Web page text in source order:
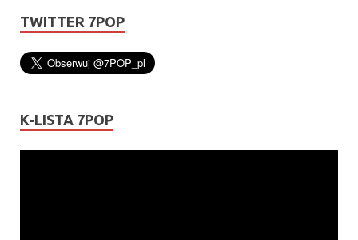
TWITTER 7POP
K-LISTA 7POP